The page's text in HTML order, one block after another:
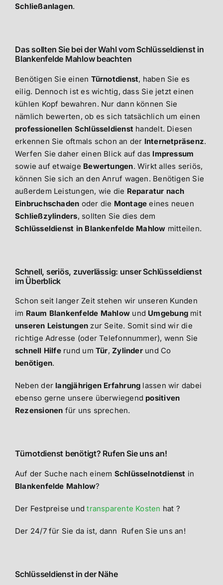
Schließanlagen.
Das sollten Sie bei der Wahl vom Schlüsseldienst in
Blankenfelde Mahlow beachten
Benötigen Sie einen Türnotdienst, haben Sie es
eilig. Dennoch ist es wichtig, dass Sie jetzt einen
kühlen Kopf bewahren. Nur dann können Sie
nämlich bewerten, ob es sich tatsächlich um einen
professionellen Schlüsseldienst handelt. Diesen
erkennen Sie oftmals schon an der Internetpräsenz.
Werfen Sie daher einen Blick auf das Impressum
sowie auf etwaige Bewertungen. Wirkt alles seriös,
können Sie sich an den Anruf wagen. Benötigen Sie
außerdem Leistungen, wie die Reparatur nach
Einbruchschaden oder die Montage eines neuen
Schließzylinders, sollten Sie dies dem
Schlüsseldienst in Blankenfelde Mahlow mitteilen.
Schnell, seriös, zuverlässig: unser Schlüsseldienst
im Überblick
Schon seit langer Zeit stehen wir unseren Kunden
im Raum Blankenfelde Mahlow und Umgebung mit
unseren Leistungen zur Seite. Somit sind wir die
richtige Adresse (oder Telefonnummer), wenn Sie
schnell Hilferund um Tür,Zylinderund Co
benötigen.
Neben der langjährigen Erfahrung lassen wir dabei
ebenso gerne unsere überwiegend positiven
Rezensionen für uns sprechen.
Türnotdienst benötigt? Rufen Sie uns an!
Auf der Suche nach einem Schlüsselnotdienst in
Blankenfelde Mahlow?
Der Festpreise undtransparente Kosten hat ?
Der 24/7 für Sie da ist, dann Rufen Sie uns an!
Schlüsseldienst in der Nähe